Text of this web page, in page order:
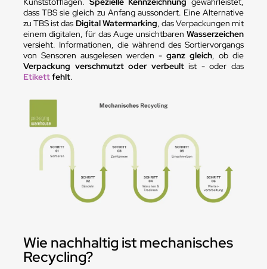
dass TBS sie gleich zu Anfang aussondert. Eine Alternative
zu TBS ist das Digital Watermarking, das Verpackungen mit
einem digitalen, für das Auge unsichtbaren Wasserzeichen
versieht. Informationen, die während des Sortiervorgangs
von Sensoren ausgelesen werden - ganz gleich, ob die
Verpackung verschmutzt oder verbeultist - oder das
Etikettfehlt.
Wie nachhaltig ist mechanisches
Recycling?